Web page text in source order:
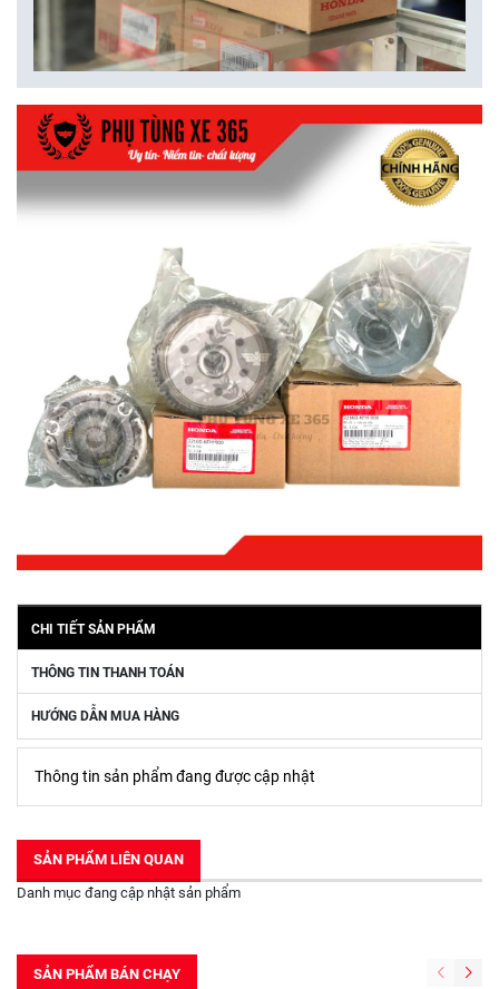
CHI TIẾT SẢN PHẨM
THÔNG TIN THANH TOÁN
HƯỚNG DẪN MUA HÀNG
Thông tin sản phẩm đang được cập nhật
SẢN PHẨM LIÊN QUAN
Danh mục đang cập nhật sản phẩm
SẢN PHẨM BÁN CHẠY